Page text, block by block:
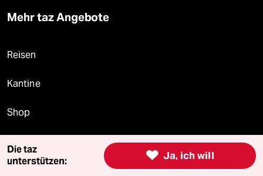
Mehr taz Angebote
Reisen
Kantine
Shop
 Ja, ich will
Die taz
unterstützen: